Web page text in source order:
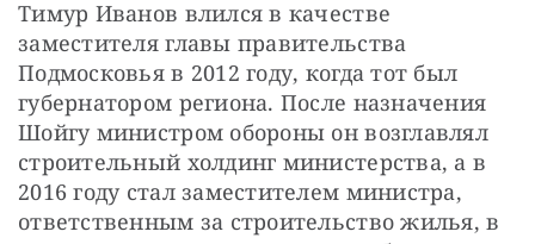
Тимур Иванов влился в качестве
заместителя главы правительства
Подмосковья в 2012 году, когда тот был
губернатором региона. После назначения
Шойгу министром обороны он возглавлял
строительный холдинг министерства, а в
2016 году стал заместителем министра,
ответственным за строительство жилья, в